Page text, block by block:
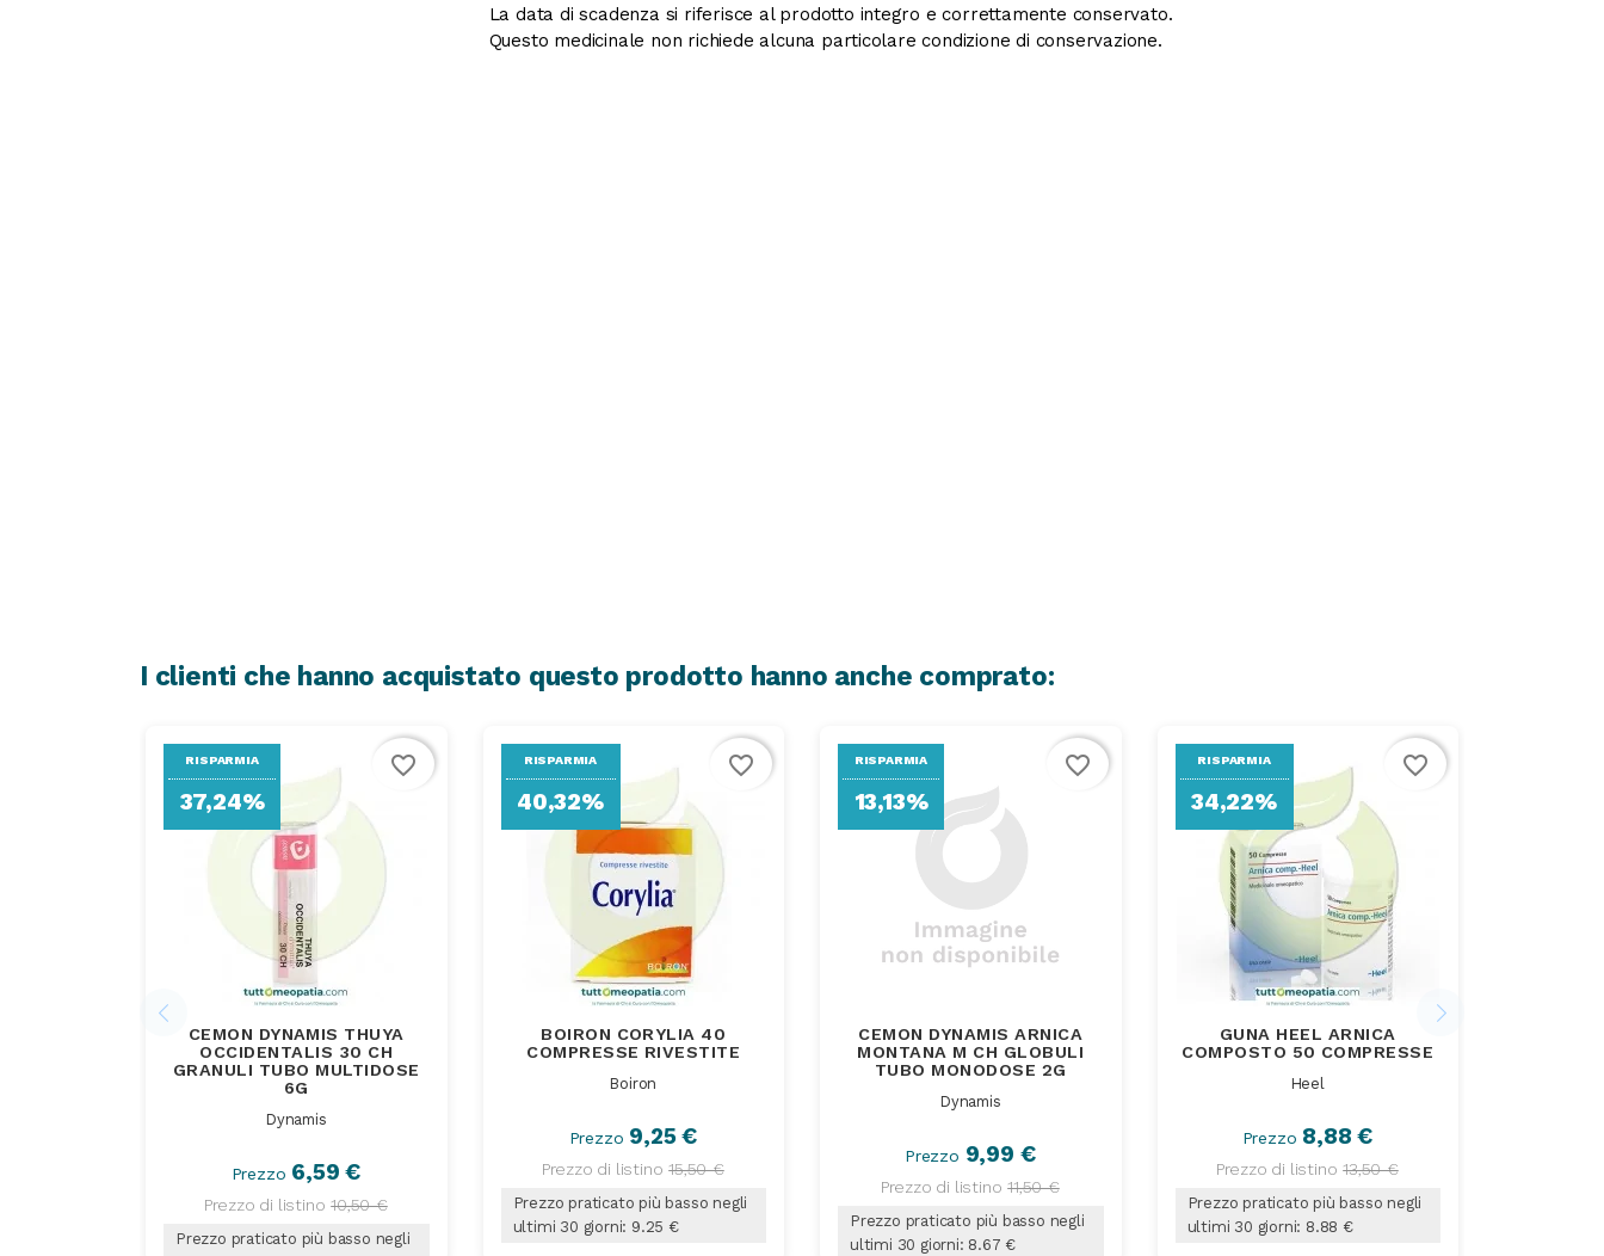
La data di scadenza si riferisce al prodotto integro e correttamente conservato.
Questo medicinale non richiede alcuna particolare condizione di conservazione.
I clienti che hanno acquistato questo prodotto hanno anche comprato:
CEMON DYNAMIS THUYA
OCCIDENTALIS 30 CH
GRANULI TUBO MULTIDOSE
6G
Dynamis
Prezzo 6,59 €
Prezzo di listino 10,50 €
Prezzo praticato più basso negli
RISPARMIA
37,24%
favorite_border
BOIRON CORYLIA 40
COMPRESSE RIVESTITE
Boiron
Prezzo 9,25 €
Prezzo di listino 15,50 €
Prezzo praticato più basso negli
ultimi 30 giorni: 9.25 €
RISPARMIA
40,32%
favorite_border
CEMON DYNAMIS ARNICA
MONTANA M CH GLOBULI
TUBO MONODOSE 2G
Dynamis
Prezzo 9,99 €
Prezzo di listino 11,50 €
Prezzo praticato più basso negli
ultimi 30 giorni: 8.67 €
RISPARMIA
13,13%
favorite_border
GUNA HEEL ARNICA
COMPOSTO 50 COMPRESSE
Heel
Prezzo 8,88 €
Prezzo di listino 13,50 €
Prezzo praticato più basso negli
ultimi 30 giorni: 8.88 €
RISPARMIA
34,22%
favorite_border